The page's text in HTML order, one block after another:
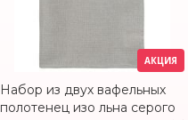
АКЦИЯ
Набор из двух вафельных
полотенец изо льна серого